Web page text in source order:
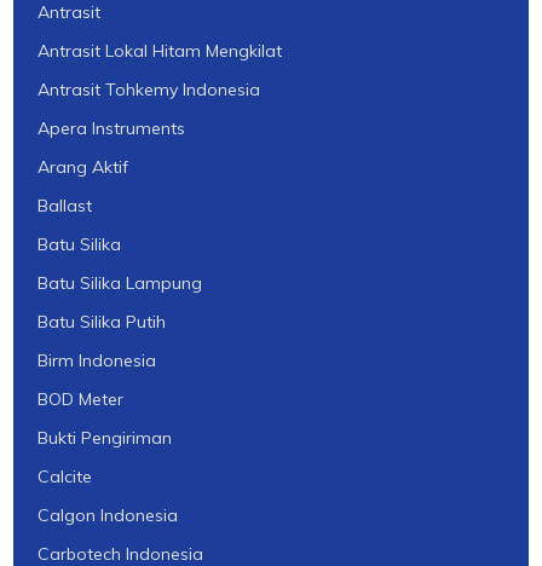
Antrasit
Antrasit Lokal Hitam Mengkilat
Antrasit Tohkemy Indonesia
Apera Instruments
Arang Aktif
Ballast
Batu Silika
Batu Silika Lampung
Batu Silika Putih
Birm Indonesia
BOD Meter
Bukti Pengiriman
Calcite
Calgon Indonesia
Carbotech Indonesia